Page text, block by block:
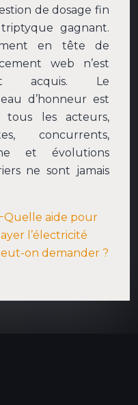
de dosage fin
gagnant.
en tête de
web n’est
acquis. Le
d’honneur est
les acteurs,
concurrents,
et évolutions
ne sont jamais
Quelle aide pour
l’électricité
on demander ?